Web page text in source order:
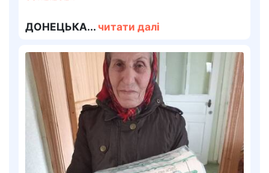
ДОНЕЦЬКА... читати далі